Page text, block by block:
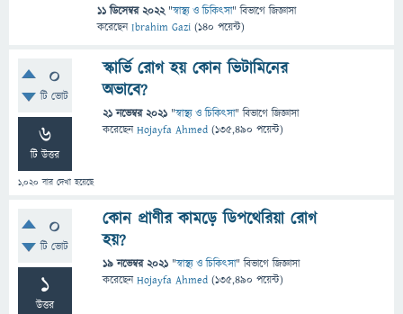
11 ডিসেম্বর 2022 "স্বাস্থ্য ও চিকিৎসা" বিভাগে জিজ্ঞাসা
করেছেনIbrahim Gazi (140 পয়েন্ট)
0
টি ভোট
6
টি উত্তর
1,020 বার দেখা হয়েছে
স্কার্ভি রোগ হয় কোন ভিটামিনের
অভাবে?
21 নভেম্বর 2021 "স্বাস্থ্য ও চিকিৎসা" বিভাগে জিজ্ঞাসা
করেছেনHojayfa Ahmed (135,490 পয়েন্ট)
0
টি ভোট
1
উত্তর
কোন প্রাণীর কামড়ে ডিপথেরিয়া রোগ
হয়?
19 নভেম্বর 2021 "স্বাস্থ্য ও চিকিৎসা" বিভাগে জিজ্ঞাসা
করেছেনHojayfa Ahmed (135,490 পয়েন্ট)